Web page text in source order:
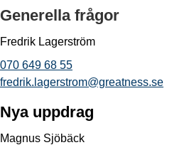
Generella frågor
Fredrik Lagerström
070 649 68 55
fredrik.lagerstrom@greatness.se
Nya uppdrag
Magnus Sjöbäck